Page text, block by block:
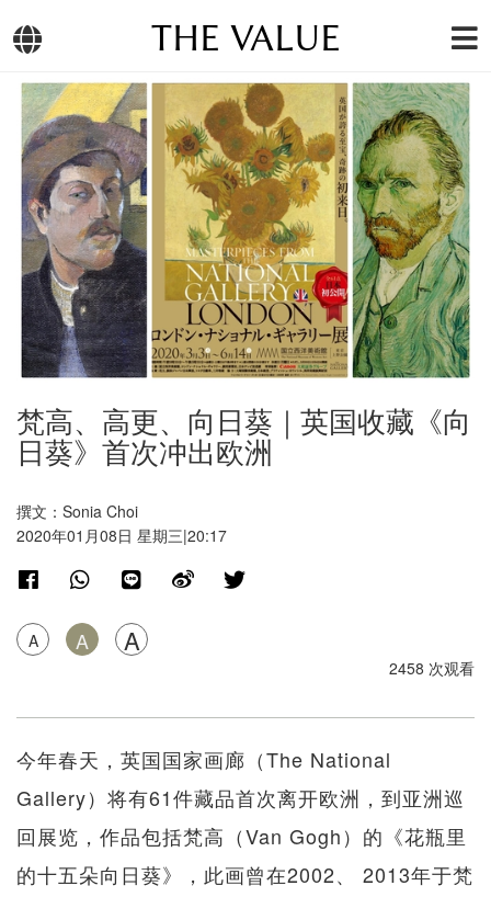
THE VALUE
梵高、高更、向日葵｜英国收藏《向
日葵》首次冲出欧洲
撰文：Sonia Choi
2020年01月08日 星期三|20:17
A A A
2458 次观看
今年春天，英国国家画廊（The National
Gallery）将有61件藏品首次离开欧洲，到亚洲巡
回展览，作品包括梵高（Van Gogh）的《花瓶里
的十五朵向日葵》，此画曾在2002、 2013年于梵